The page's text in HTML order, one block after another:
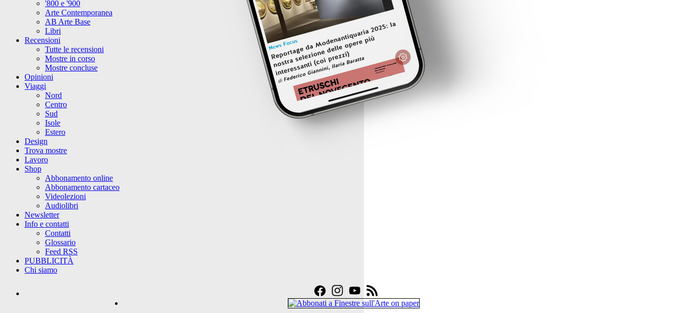
'800 e '900
Arte Contemporanea
AB Arte Base
Libri
Recensioni
Tutte le recensioni
Mostre in corso
Mostre concluse
Opinioni
Viaggi
Nord
Centro
Sud
Isole
Estero
Design
Trova mostre
Lavoro
Shop
Abbonamento online
Abbonamento cartaceo
Videolezioni
Audiolibri
Newsletter
Info e contatti
Contatti
Glossario
Feed RSS
PUBBLICITÀ
Chi siamo